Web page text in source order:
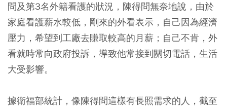
問及第3名外籍看護的狀況，陳得問無奈地說，由於
家庭看護薪水較低，剛來的外看表示，自己因為經濟
壓力，希望到工廠去賺取較高的月薪；自己不肯，外
看就時常向政府投訴，導致他常接到關切電話，生活
大受影響。
據衛福部統計，像陳得問這樣有長照需求的人，截至